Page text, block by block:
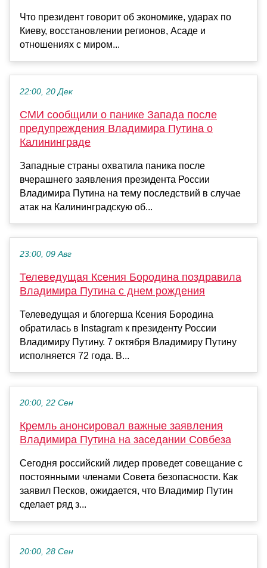
Что президент говорит об экономике, ударах по
Киеву, восстановлении регионов, Асаде и
отношениях с миром...
22:00, 20 Дек
СМИ сообщили о панике Запада после
предупреждения Владимира Путина о
Калининграде
Западные страны охватила паника после
вчерашнего заявления президента России
Владимира Путина на тему последствий в случае
атак на Калининградскую об...
23:00, 09 Авг
Телеведущая Ксения Бородина поздравила
Владимира Путина с днем рождения
Телеведущая и блогерша Ксения Бородина
обратилась в Instagram к президенту России
Владимиру Путину. 7 октября Владимиру Путину
исполняется 72 года. В...
20:00, 22 Сен
Кремль анонсировал важные заявления
Владимира Путина на заседании Совбеза
Сегодня российский лидер проведет совещание с
постоянными членами Совета безопасности. Как
заявил Песков, ожидается, что Владимир Путин
сделает ряд з...
20:00, 28 Сен